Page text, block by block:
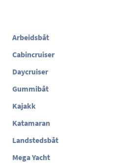
Arbeidsbåt
Cabincruiser
Daycruiser
Gummibåt
Kajakk
Katamaran
Landstedsbåt
Mega Yacht